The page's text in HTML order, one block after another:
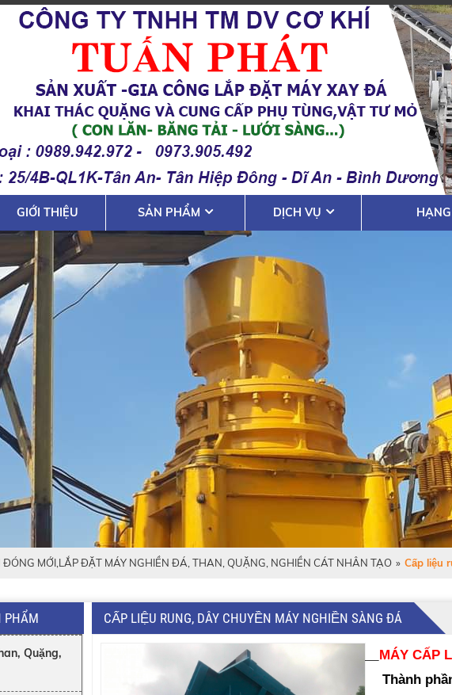
GIỚI THIỆU SẢN PHẨM DỊCH VỤ
ĐÓNG MỚI,LẮP ĐẶT MÁY NGHIỀN ĐÁ, THAN, QUẶNG, NGHIỀN CÁT NHÂN TẠO » Cấp liệu
PHẨM
Quặng,
CẤP LIỆU RUNG, DÂY CHUYỀN MÁY NGHIỀN SÀNG ĐÁ
MÁY CẤP
Thành